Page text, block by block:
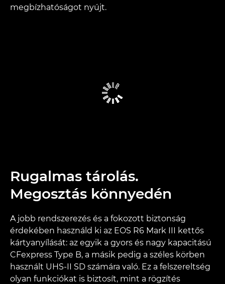
megbízhatóságot nyújt.
Rugalmas tárolás.
Megosztás könnyedén
A jobb rendszerezés és a fokozott biztonság
érdekében használd ki az EOS R6 Mark III kettős
kártyanyílását: az egyik a gyors és nagy kapacitású
CFexpress Type B, a másik pedig a széles körben
használt UHS-II SD számára való. Ez a felszereltség
olyan funkciókat is biztosít, mint a rögzítés